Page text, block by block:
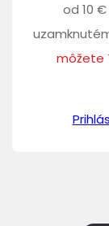
od 10
môžete